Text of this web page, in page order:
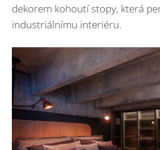
dekorem kohoutí stopy, která
industriálnímu interiéru.